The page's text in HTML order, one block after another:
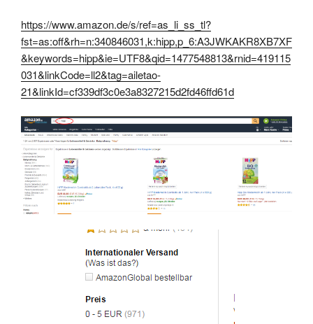
https://www.amazon.de/s/ref=as_li_ss_tl?
fst=as:off&rh=n:340846031,k:hipp,p_6:A3JWKAKR8XB7XF
&keywords=hipp&ie=UTF8&qid=1477548813&rnid=419115
031&linkCode=ll2&tag=ailetao-
21&linkId=cf339df3c0e3a8327215d2fd46ffd61d